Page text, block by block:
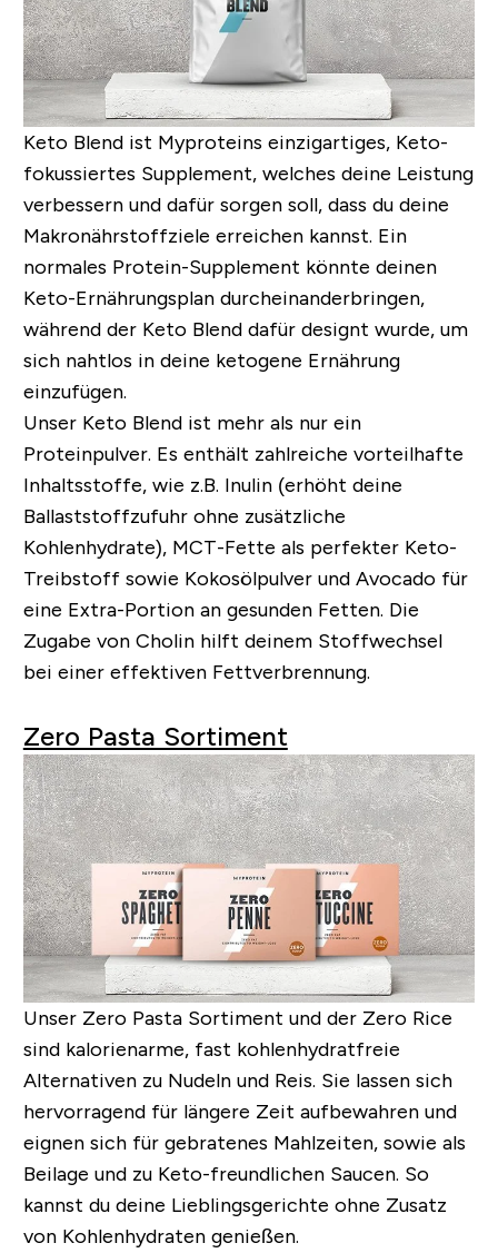
Keto Blend ist Myproteins einzigartiges, Keto-
fokussiertes Supplement, welches deine Leistung
verbessern und dafür sorgen soll, dass du deine
Makronährstoffziele erreichen kannst. Ein
normales Protein-Supplement könnte deinen
Keto-Ernährungsplan durcheinanderbringen,
während der Keto Blend dafür designt wurde, um
sich nahtlos in deine ketogene Ernährung
einzufügen.
Unser Keto Blend ist mehr als nur ein
Proteinpulver. Es enthält zahlreiche vorteilhafte
Inhaltsstoffe, wie z.B. Inulin (erhöht deine
Ballaststoffzufuhr ohne zusätzliche
Kohlenhydrate), MCT-Fette als perfekter Keto-
Treibstoff sowie Kokosölpulver und Avocado für
eine Extra-Portion an gesunden Fetten. Die
Zugabe von Cholin hilft deinem Stoffwechsel
bei einer effektiven Fettverbrennung.
Zero Pasta Sortiment
Unser Zero Pasta Sortiment und der Zero Rice
sind kalorienarme, fast kohlenhydratfreie
Alternativen zu Nudeln und Reis. Sie lassen sich
hervorragend für längere Zeit aufbewahren und
eignen sich für gebratenes Mahlzeiten, sowie als
Beilage und zu Keto-freundlichen Saucen. So
kannst du deine Lieblingsgerichte ohne Zusatz
von Kohlenhydraten genießen.